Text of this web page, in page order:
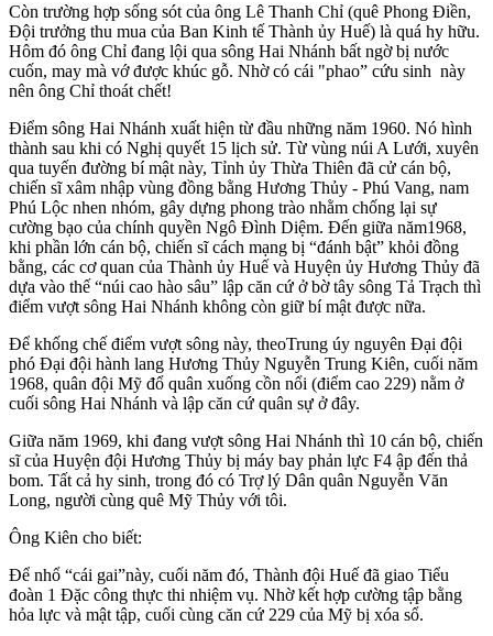
Còn trường hợp sống sót của ông Lê Thanh Chỉ (quê Phong Điền,
Đội trưởng thu mua của Ban Kinh tế Thành ủy Huế) là quá hy hữu.
Hôm đó ông Chỉ đang lội qua sông Hai Nhánh bất ngờ bị nước
cuốn, may mà vớ được khúc gỗ. Nhờ có cái "phao” cứu sinh này
nên ông Chỉ thoát chết!
Điểm sông Hai Nhánh xuất hiện từ đầu những năm 1960. Nó hình
thành sau khi có Nghị quyết 15 lịch sử. Từ vùng núi A Lưới, xuyên
qua tuyến đường bí mật này, Tỉnh ủy Thừa Thiên đã cử cán bộ,
chiến sĩ xâm nhập vùng đồng bằng Hương Thủy - Phú Vang, nam
Phú Lộc nhen nhóm, gây dựng phong trào nhằm chống lại sự
cường bạo của chính quyền Ngô Đình Diệm. Đến giữa năm1968,
khi phần lớn cán bộ, chiến sĩ cách mạng bị “đánh bật” khỏi đồng
bằng, các cơ quan của Thành ủy Huế và Huyện ủy Hương Thủy đã
dựa vào thế “núi cao hào sâu” lập căn cứ ở bờ tây sông Tả Trạch thì
điểm vượt sông Hai Nhánh không còn giữ bí mật được nữa.
Để khống chế điểm vượt sông này, theoTrung úy nguyên Đại đội
phó Đại đội hành lang Hương Thủy Nguyễn Trung Kiên, cuối năm
1968, quân đội Mỹ đổ quân xuống cồn nổi (điểm cao 229) nằm ở
cuối sông Hai Nhánh và lập căn cứ quân sự ở đây.
Giữa năm 1969, khi đang vượt sông Hai Nhánh thì 10 cán bộ, chiến
sĩ của Huyện đội Hương Thủy bị máy bay phản lực F4 ập đến thả
bom. Tất cả hy sinh, trong đó có Trợ lý Dân quân Nguyễn Văn
Long, người cùng quê Mỹ Thủy với tôi.
Ông Kiên cho biết:
Để nhổ “cái gai”này, cuối năm đó, Thành đội Huế đã giao Tiểu
đoàn 1 Đặc công thực thi nhiệm vụ. Nhờ kết hợp cường tập bằng
hỏa lực và mật tập, cuối cùng căn cứ 229 của Mỹ bị xóa sổ.